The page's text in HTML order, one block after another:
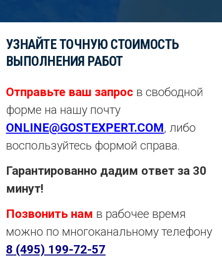
УЗНАЙТЕ ТОЧНУЮ СТОИМОСТЬ
ВЫПОЛНЕНИЯ РАБОТ
Отправьте ваш запрос в свободной
форме на нашу почту
ONLINE@GOSTEXPERT.COM, либо
воспользуйтесь формой справа.
Гарантированно дадим ответ за 30
минут!
Позвонить нам в рабочее время
можно по многоканальному телефону
8 (495) 199-72-57